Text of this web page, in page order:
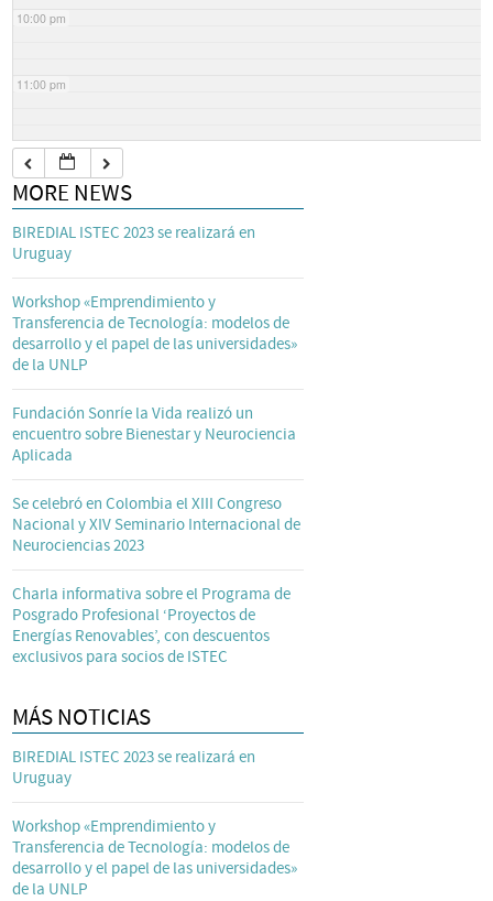
10:00 pm
11:00 pm
MORE NEWS
BIREDIAL ISTEC 2023 se realizará en
Uruguay
Workshop «Emprendimiento y
Transferencia de Tecnología: modelos de
desarrollo y el papel de las universidades»
de la UNLP
Fundación Sonríe la Vida realizó un
encuentro sobre Bienestar y Neurociencia
Aplicada
Se celebró en Colombia el XIII Congreso
Nacional y XIV Seminario Internacional de
Neurociencias 2023
Charla informativa sobre el Programa de
Posgrado Profesional ‘Proyectos de
Energías Renovables’, con descuentos
exclusivos para socios de ISTEC
MÁS NOTICIAS
BIREDIAL ISTEC 2023 se realizará en
Uruguay
Workshop «Emprendimiento y
Transferencia de Tecnología: modelos de
desarrollo y el papel de las universidades»
de la UNLP